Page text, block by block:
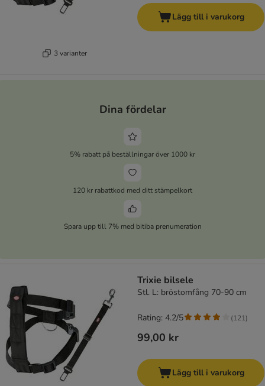
3 varianter
Lägg till i varukorg
Dina fördelar
5% rabatt på beställningar över 1000 kr
120 kr rabattkod med ditt stämpelkort
Spara upp till 7% med bitiba prenumeration
Trixie bilsele
Stl. L: bröstomfång 70-90 cm
99,00 kr
Rating: 4.2/5 (121)
Lägg till i varukorg